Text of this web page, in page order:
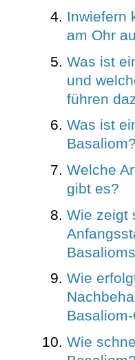
Inwiefern
am Ohr
Was ist
und
führen
Was ist
Basaliom?
Welche
gibt es?
Wie zeigt
Wie
Wie